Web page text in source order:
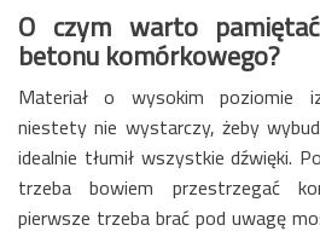
O czym warto
betonu komórkowego?
Materiał o wysokim poziomie
niestety nie wystarczy, żeby
idealnie tłumił wszystkie dźwięki.
trzeba bowiem przestrzegać
pierwsze trzeba brać pod uwagę